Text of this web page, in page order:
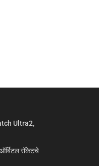
Ultra2,
रॉकेटचे